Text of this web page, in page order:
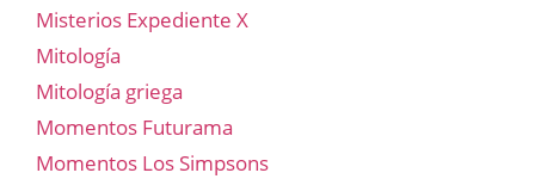
Misterios Expediente X
Mitología
Mitología griega
Momentos Futurama
Momentos Los Simpsons